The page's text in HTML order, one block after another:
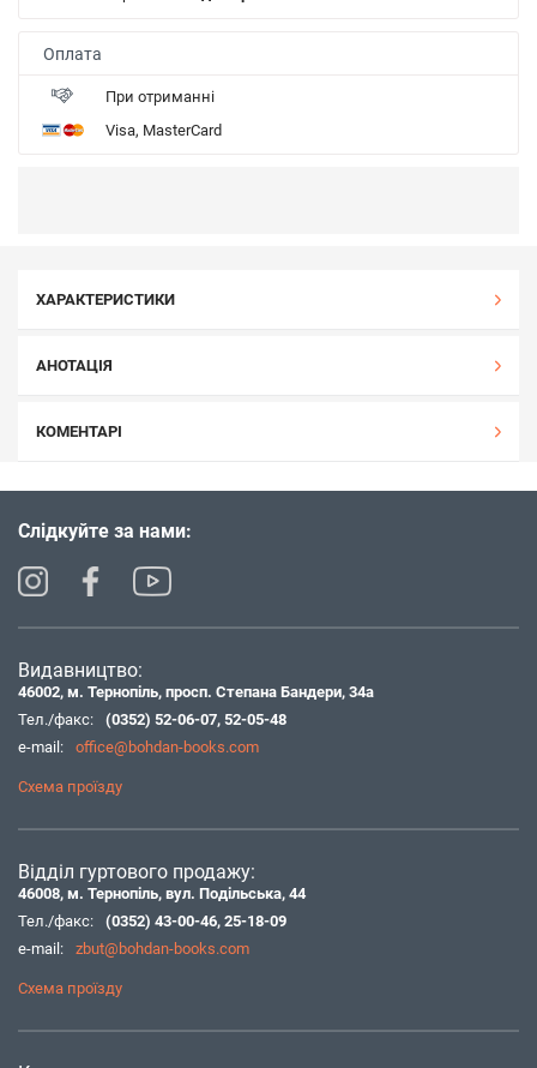
Оплата
При отриманні
Visa, MasterCard
ХАРАКТЕРИСТИКИ
АНОТАЦІЯ
КОМЕНТАРІ
Слідкуйте за нами:
Видавництво:
46002, м. Тернопіль, просп. Степана Бандери, 34а
Тел./факс:
(0352) 52-06-07, 52-05-48
e-mail:
office@bohdan-books.com
Схема проїзду
Відділ гуртового продажу:
46008, м. Тернопіль, вул. Подільська, 44
Тел./факс:
(0352) 43-00-46, 25-18-09
e-mail:
zbut@bohdan-books.com
Схема проїзду